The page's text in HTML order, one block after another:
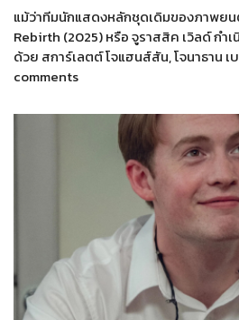
แม้ว่าทีมนักแสดงหลักชุดเดิมของภาพยน
Rebirth (2025) หรือ จูราสสิค เวิลด์ กำ
ด้วย สการ์เลตต์ โจแฮนส์สัน, โจนาธาน
comments